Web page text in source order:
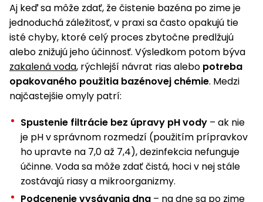
Aj keď sa môže zdať, že čistenie bazéna po zime je
jednoduchá záležitosť, v praxi sa často opakujú tie
isté chyby, ktoré celý proces zbytočne predlžujú
alebo znižujú jeho účinnosť. Výsledkom potom býva
zakalená voda, rýchlejší návrat rias alebo potreba
opakovaného použitia bazénovej chémie. Medzi
najčastejšie omyly patrí:
Spustenie filtrácie bez úpravy pH vody – ak nie
je pH v správnom rozmedzí (použitím prípravkov
ho upravte na 7,0 až 7,4), dezinfekcia nefunguje
účinne. Voda sa môže zdať čistá, hoci v nej stále
zostávajú riasy a mikroorganizmy.
Podcenenie vysávania dna – na dne sa po zime